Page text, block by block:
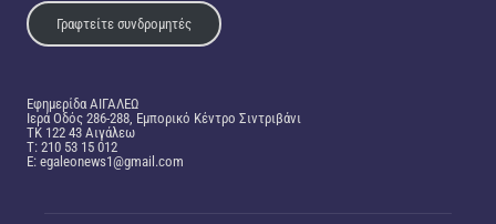
Γραφτείτε συνδρομητές
Εφημερίδα ΑΙΓΑΛΕΩ
Ιερά Οδός 286-288, Εμπορικό Κέντρο Σιντριβάνι
TK 122 43 Αιγάλεω
T: 210 53 15 012
E: egaleonews1@gmail.com